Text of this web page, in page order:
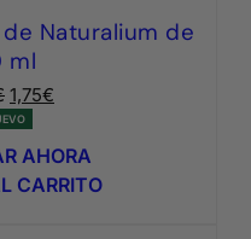
Naturalium de
ml
El
precio
original
era:
1,75€
actual
es:
AHORA
CARRITO